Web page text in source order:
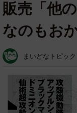
販売「他
なのもお
まいどなトピック